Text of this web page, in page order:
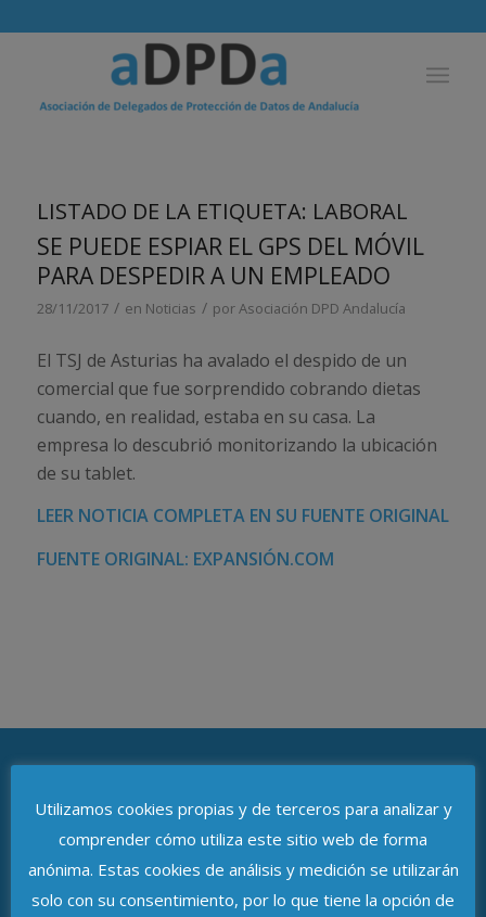
LISTADO DE LA ETIQUETA: LABORAL
SE PUEDE ESPIAR EL GPS DEL MÓVIL
PARA DESPEDIR A UN EMPLEADO
28/11/2017 / en Noticias / porAsociación DPD Andalucía
El TSJ de Asturias ha avalado el despido de un
comercial que fue sorprendido cobrando dietas
cuando, en realidad, estaba en su casa. La
empresa lo descubrió monitorizando la ubicación
de su tablet.
LEER NOTICIA COMPLETA EN SU FUENTE ORIGINAL
FUENTE ORIGINAL: EXPANSIÓN.COM
ASOCIACIÓN DE DELEGADOS DE
PROTECCIÓN DE DATOS DE ANDALUCÍA
Avenida de República Argentina, n.º 37
Utilizamos cookies propias y de terceros para analizar y
comprender cómo utiliza este sitio web de forma
anónima. Estas cookies de análisis y medición se utilizarán
solo con su consentimiento, por lo que tiene la opción de